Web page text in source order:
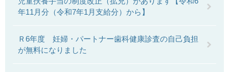
年11月分（令和7年1月支給分）から】
Ｒ6年度 妊婦・パートナー歯科健康診査の自己負担
が無料になりました